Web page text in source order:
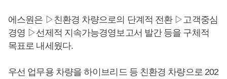
에스원은 ▷친환경 차량으로의 단계적 전환 ▷고객중심
경영 ▷선제적 지속가능경영보고서 발간 등을 구체적
목표로 내세웠다.
우선 업무용 차량을 하이브리드 등 친환경 차량으로 202